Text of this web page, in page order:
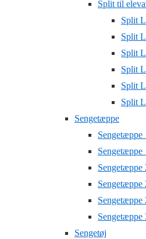
Split til
Split
Split
Split
Split
Split
Split
Sengetæppe
Sengetæppe
Sengetæppe
Sengetæppe
Sengetæppe
Sengetæppe
Sengetæppe
Sengetøj